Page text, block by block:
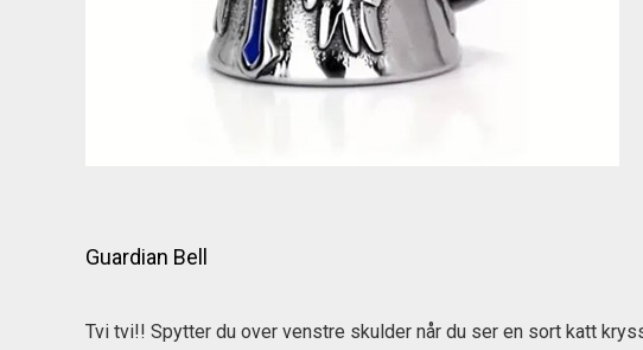
Guardian Bell
Tvi tvi!! Spytter du over venstre skulder når du ser en sort katt